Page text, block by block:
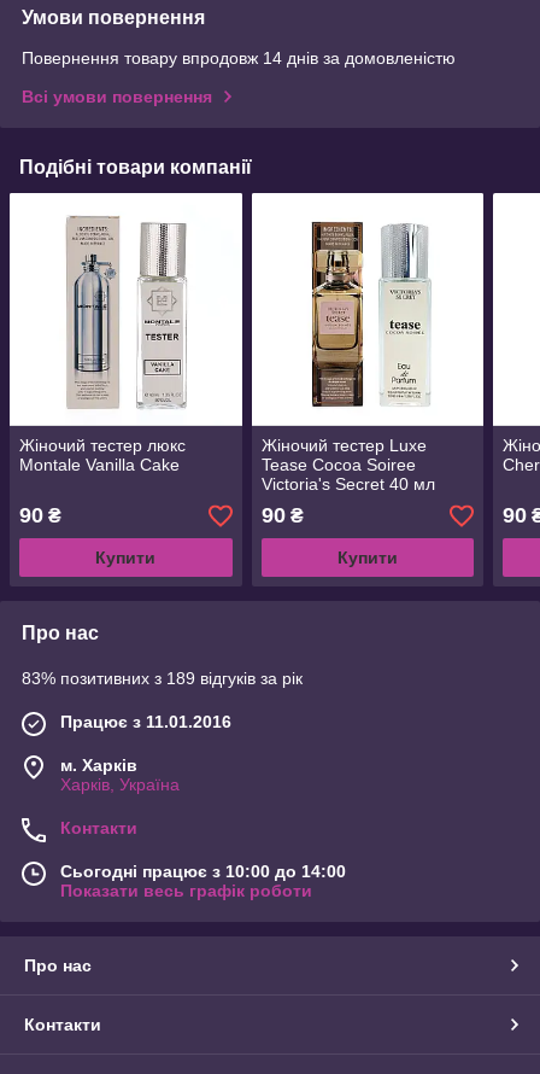
Умови повернення
Повернення товару впродовж 14 днів за домовленістю
Всі умови повернення
Подібні товари компанії
Жіночий тестер люкс
Montale Vanilla Cake
90 ₴
Купити
Жіночий тестер Luxe
Tease Cocoa Soiree
Victoria's Secret 40 мл
90₴
Купити
90
Про нас
83% позитивних з 189 відгуків за рік
Працює з 11.01.2016
м. Харків
Харків, Україна
Контакти
Сьогодні працює з 10:00 до 14:00
Показати весь графік роботи
Про нас
Контакти